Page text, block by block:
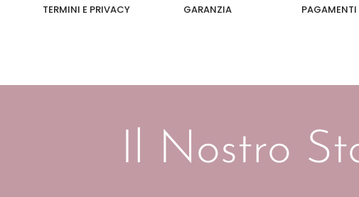
TERMINI E PRIVACY GARANZIA PAGAMENTI
Il Nostro